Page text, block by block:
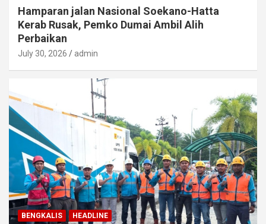
Hamparan jalan Nasional Soekano-Hatta
Kerab Rusak, Pemko Dumai Ambil Alih
Perbaikan
July 30, 2026 admin
BENGKALIS HEADLINE